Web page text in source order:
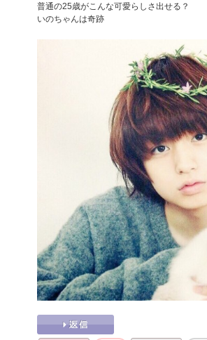
普通の25歳がこんな可愛らしさ出せる？
いのちゃんは奇跡